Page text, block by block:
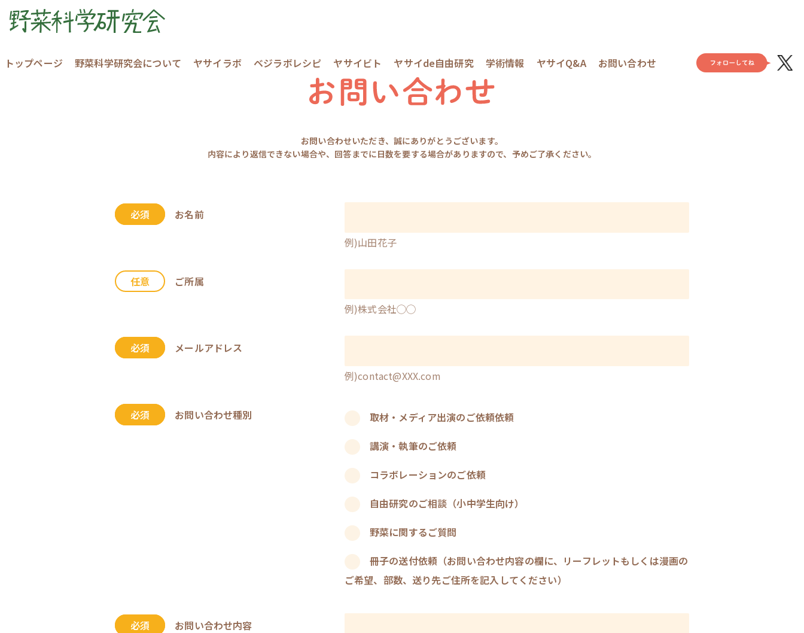
トップページ 野菜科学研究会について ヤサイラボ ベジラボレシピ ヤサイビト ヤサイde自由研究 学術情報 ヤサイQ&A お問い合わせ
お問い合わせいただき、誠にありがとうございます。
内容により返信できない場合や、回答までに日数を要する場合がありますので、予めご了承ください。
必須
お名前
例)山田花子
任意
ご所属
例)株式会社◯◯
必須
メールアドレス
例)contact@XXX.com
必須 お問い合わせ種別
取材・メディア出演のご依頼依頼
講演・執筆のご依頼
コラボレーションのご依頼
自由研究のご相談（小中学生向け）
野菜に関するご質問
冊子の送付依頼（お問い合わせ内容の欄に、リーフレットもしくは漫画の
ご希望、部数、送り先ご住所を記入してください）
必須 お問い合わせ内容